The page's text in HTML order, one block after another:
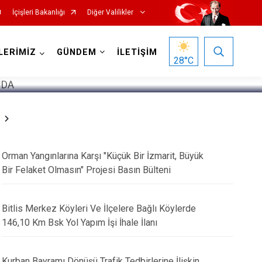
İçişleri Bakanlığı Diğer Valilikler
GÜNDEM İLETİŞİM
28°C
Orman Yangınlarına Karşı "Küçük Bir İzmarit, Büyük
Bir Felaket Olmasın" Projesi Basın Bülteni
Bitlis Merkez Köyleri Ve İlçelere Bağlı Köylerde
146,10 Km Bsk Yol Yapım İşi İhale İlanı